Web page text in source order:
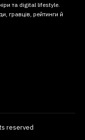
та digital lifestyle.
гравців, рейтинги й
reserved